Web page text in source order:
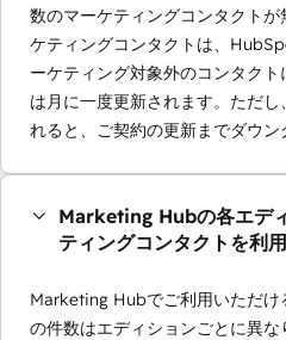
数のマーケティングコンタクト
ケティングコンタクトは、
ーケティング対象外のコンタク
は月に一度更新されます。ただ
れると、ご契約の更新までダウン
Marketing Hubの各エデ
ティングコンタクトを利
Marketing Hubでご利用いただけ
の件数はエディションごとに異な